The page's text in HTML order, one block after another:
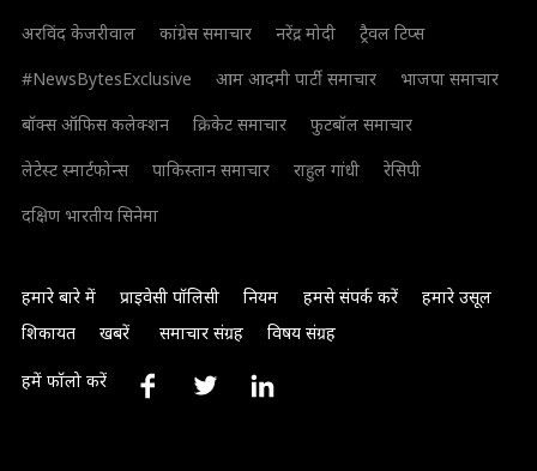
अरविंद केजरीवाल कांग्रेस समाचार नरेंद्र मोदी
ट्रैवल टिप्स
#NewsBytesExclusive
आम आदमी पार्टी समाचार
भाजपा समाचार
बॉक्स ऑफिस कलेक्शन
क्रिकेट समाचार
फुटबॉल समाचार
लेटेस्ट स्मार्टफोन्स
पाकिस्तान समाचार राहुल गांधी
रेसिपी
दक्षिण भारतीय सिनेमा
हमारे बारे में प्राइवेसी पॉलिसी नियम हमसे संपर्क करें
हमारे उसूल
शिकायत
खबरें समाचार संग्रह विषय संग्रह
हमें फॉलो करें